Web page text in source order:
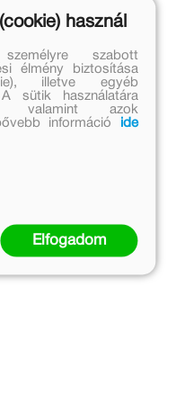
használ
szabott
élmény biztosítása
illetve egyéb
sütik használatára
valamint azok
információ
ide
Elfogadom